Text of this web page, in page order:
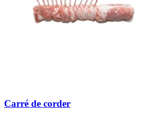
Carré de corder